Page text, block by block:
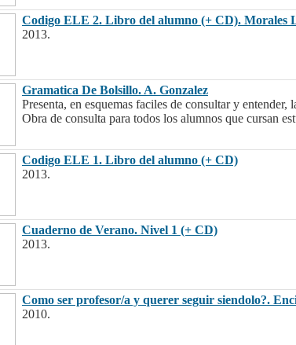
Codigo ELE 2. Libro del alumno (+ CD). Morales
2013.
Gramatica De Bolsillo. A. Gonzalez
Presenta, en esquemas faciles de consultar y
Obra de consulta para todos los alumnos que cursan
Codigo ELE 1. Libro del alumno (+ CD)
2013.
Cuaderno de Verano. Nivel 1 (+ CD)
2013.
Como ser profesor/a y querer seguir siendolo?.
2010.